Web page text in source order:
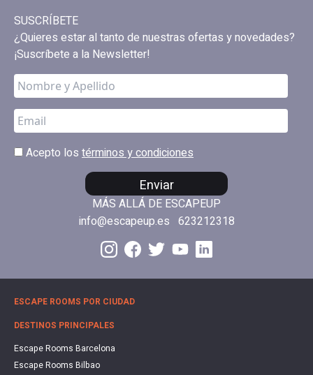
SUSCRÍBETE
¿Quieres estar al tanto de nuestras ofertas y novedades?
¡Suscríbete a la Newsletter!
Acepto los términos y condiciones
Enviar
MÁS ALLÁ DE ESCAPEUP
info@escapeup.es 623212318
ESCAPE ROOMS POR CIUDAD
DESTINOS PRINCIPALES
Escape Rooms Barcelona
Escape Rooms Bilbao